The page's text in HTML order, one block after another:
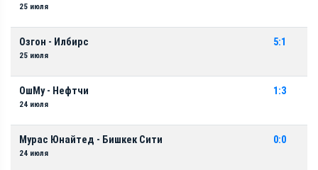
25 июля
Озгон - Илбирс
25 июля
5:1
ОшМу - Нефтчи
24 июля
1:3
Мурас Юнайтед - Бишкек Сити
24 июля
0:0